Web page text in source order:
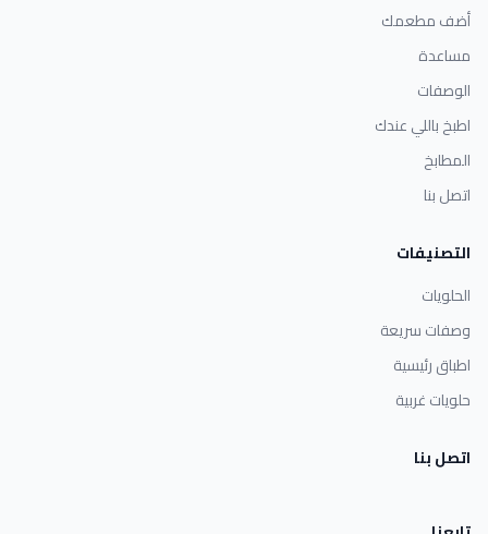
أضف مطعمك
مساعدة
الوصفات
اطبخ باللي عندك
المطابخ
اتصل بنا
التصنيفات
الحلويات
وصفات سريعة
اطباق رئيسية
حلويات غربية
اتصل بنا